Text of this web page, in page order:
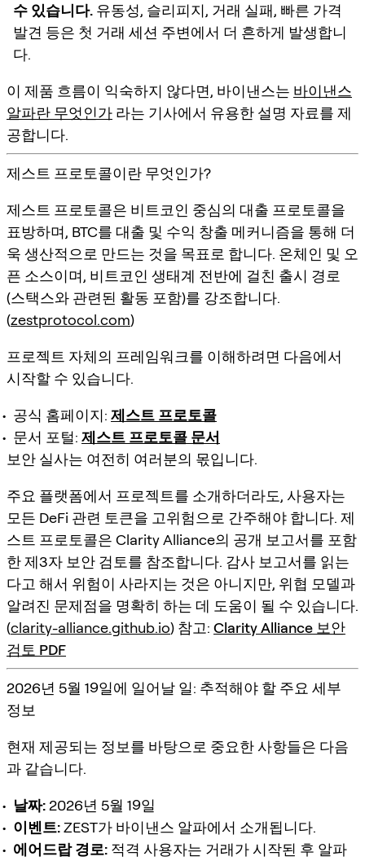
수 있습니다. 유동성, 슬리피지, 거래 실패, 빠른 가격
발견 등은 첫 거래 세션 주변에서 더 흔하게 발생합니
다.
이 제품 흐름이 익숙하지 않다면, 바이낸스는 바이낸스
알파란 무엇인가 라는 기사에서 유용한 설명 자료를 제
공합니다.
제스트 프로토콜이란 무엇인가?
제스트 프로토콜은 비트코인 중심의 대출 프로토콜을
표방하며, BTC를 대출 및 수익 창출 메커니즘을 통해 더
욱 생산적으로 만드는 것을 목표로 합니다. 온체인 및 오
픈 소스이며, 비트코인 생태계 전반에 걸친 출시 경로
(스택스와 관련된 활동 포함)를 강조합니다.
(zestprotocol.com)
프로젝트 자체의 프레임워크를 이해하려면 다음에서
시작할 수 있습니다.
공식 홈페이지: 제스트 프로토콜
문서 포털: 제스트 프로토콜 문서
보안 실사는 여전히 여러분의 몫입니다.
주요 플랫폼에서 프로젝트를 소개하더라도, 사용자는
모든 DeFi 관련 토큰을 고위험 으로 간주해야 합니다. 제
스트 프로토콜은 Clarity Alliance의 공개 보고서를 포함
한 제3자 보안 검토를 참조합니다. 감사 보고서를 읽는
다고 해서 위험이 사라지는 것은 아니지만, 위협 모델과
알려진 문제점을 명확히 하는 데 도움이 될 수 있습니다.
(clarity-alliance.github.io) 참고: Clarity Alliance 보안
검토 PDF
2026년 5월 19일에 일어날 일: 추적해야 할 주요 세부
정보
현재 제공되는 정보를 바탕으로 중요한 사항들은 다음
과 같습니다.
날짜: 2026년 5월 19일
이벤트:ZEST가 바이낸스 알파에서 소개됩니다.
에어드랍 경로: 적격 사용자는 거래가 시작된 후 알파